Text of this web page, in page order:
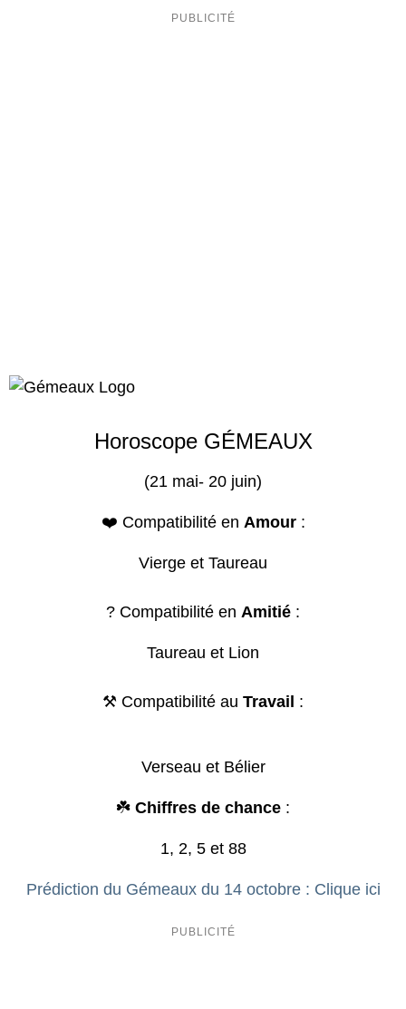
Horoscope GÉMEAUX
(21 mai- 20 juin)
❤️ Compatibilité en Amour:
Vierge et Taureau
? Compatibilité en Amitié :
Taureau et Lion
⚒️ Compatibilité au Travail :
Verseau et Bélier
☘️ Chiffres de chance :
1, 2, 5 et 88
Prédiction du Gémeaux du 14 octobre : Clique ici